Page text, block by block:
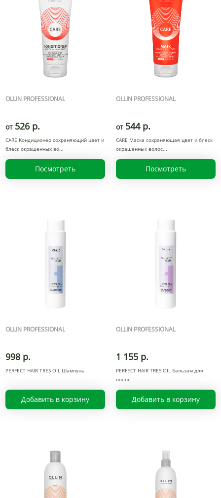
OLLIN PROFESSIONAL
от 526 р.
CARE Кондиционер сохраняющий цвет и
блеск окрашенных во
Посмотреть
OLLIN PROFESSIONAL
от 544 р.
CARE Маска сохраняющая цвет и блеск
окрашенных волос
Посмотреть
OLLIN PROFESSIONAL
998 р.
PERFECT HAIR TRES OIL Шампунь
Добавить в корзину
OLLIN PROFESSIONAL
1 155 р.
PERFECT HAIR TRES OIL Бальзам для
волос
Добавить в корзину